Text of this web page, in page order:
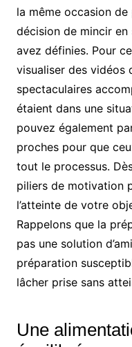
la même occasion
décision de mincir
avez définies. Pour
visualiser des vidéos
spectaculaires
étaient dans une
pouvez également
proches pour que
tout le processus.
piliers de motivation
l’atteinte de votre
Rappelons que la
pas une solution
préparation
lâcher prise sans
Une